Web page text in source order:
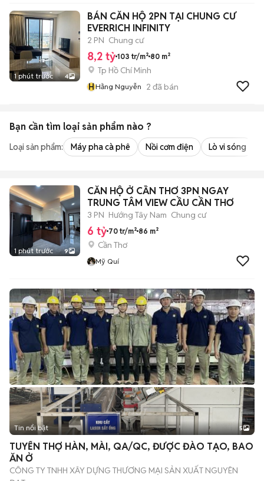
1 phút trước 4
BÁN CĂN HỘ 2PN TẠI CHUNG CƯ
EVERRICH INFINITY
2 PN Chung cư
8,2 tỷ 103 tr/m² 80 m²
Tp Hồ Chí Minh
HHằng Nguyễn 2 đã bán
Bạn cần tìm loại sản phẩm nào ?
Loại sản phẩm: Máy pha cà phê Nồi cơm điện Lò vi sóng
1 phút trước 9
CĂN HỘ Ở CẦN THƠ 3PN NGAY
TRUNG TÂM VIEW CẦU CẦN THƠ
3 PN Hướng Tây Nam Chung cư
6 tỷ 70 tr/m² 86 m²
Cần Thơ
Mỹ Quí
Tin nổi bật 5
TUYỂN THỢ HÀN, MÀI, QA/QC, ĐƯỢC ĐÀO TẠO, BAO
ĂN Ở
CÔNG TY TNHH XÂY DỰNG THƯƠNG MẠI SẢN XUẤT NGUYÊN